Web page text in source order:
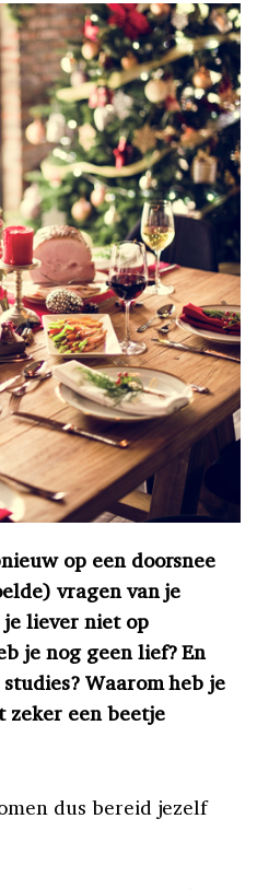
op een doorsnee
vragen van je
liever niet op
je nog geen lief? En
Waarom heb je
zeker een beetje
dus bereid jezelf